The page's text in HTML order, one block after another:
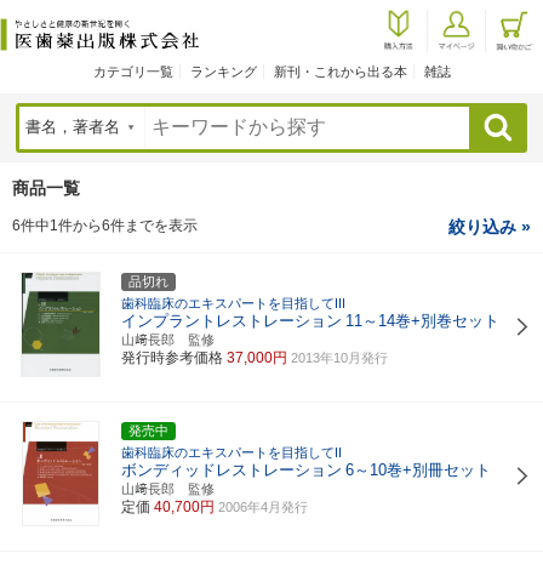
カテゴリ一覧 ランキング 新刊・これから出る本 雑誌
検索
商品一覧
6件中1件から6件までを表示 絞り込み »
品切れ
歯科臨床のエキスパートを目指してIII
インプラントレストレーション 11～14巻+別巻セット
山﨑長郎 監修
発行時参考価格 37,000円 2013年10月発行
発売中
歯科臨床のエキスパートを目指してII
ボンディッドレストレーション 6～10巻+別冊セット
山﨑長郎 監修
定価 40,700円 2006年4月発行